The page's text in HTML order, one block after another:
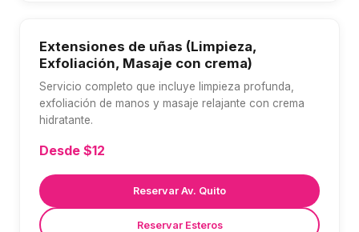
Extensiones de uñas (Limpieza,
Exfoliación, Masaje con crema)
Servicio completo que incluye limpieza profunda,
exfoliación de manos y masaje relajante con crema
hidratante.
Desde $12
Reservar Av. Quito
Reservar Esteros